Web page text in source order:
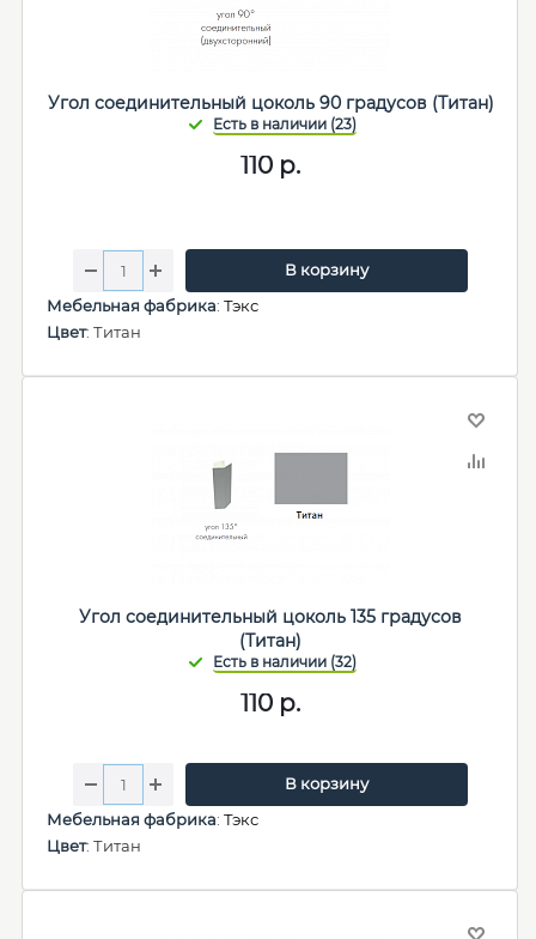
Угол соединительный цоколь 90 градусов (Титан)
110 р.
В корзину
Мебельная фабрика: Тэкс
Цвет: Титан
Угол соединительный цоколь 135 градусов
(Титан)
110 р.
В корзину
Мебельная фабрика: Тэкс
Цвет: Титан